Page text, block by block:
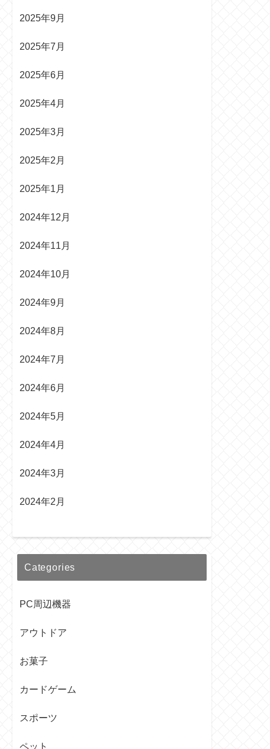
2025年9月
2025年7月
2025年6月
2025年4月
2025年3月
2025年2月
2025年1月
2024年12月
2024年11月
2024年10月
2024年9月
2024年8月
2024年7月
2024年6月
2024年5月
2024年4月
2024年3月
2024年2月
Categories
PC周辺機器
アウトドア
お菓子
カードゲーム
スポーツ
ペット